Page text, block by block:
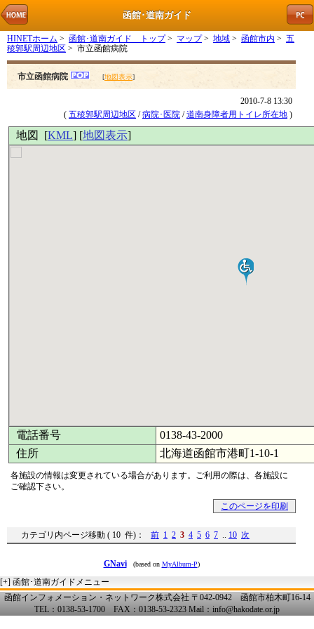
函館･道南ガイド
HINETホーム > 函館･道南ガイド トップ> マップ> 地域 > 函館市内 > 五
稜郭駅周辺地区 > 市立函館病院
市立函館病院 [地図表示]
2010-7-8 13:30
( 五稜郭駅周辺地区 /病院･医院 /道南身障者用トイレ所在地 )
地図 [KML] [地図表示]
電話番号
0138-43-2000
住所
北海道函館市港町1-10-1
各施設の情報は変更されている場合があります。ご利用の際は、各施設に
ご確認下さい。
このページを印刷
カテゴリ内ページ移動 ( 10 件)： 前 1 2 3 4 5 6 7 .. 10 次
GNavi (based on MyAlbum-P)
[+] 函館･道南ガイドメニュー
函館インフォメーション・ネットワーク株式会社 〒042-0942 函館市柏木町16-14
TEL：0138-53-1700 FAX：0138-53-2323 Mail：info@hakodate.or.jp